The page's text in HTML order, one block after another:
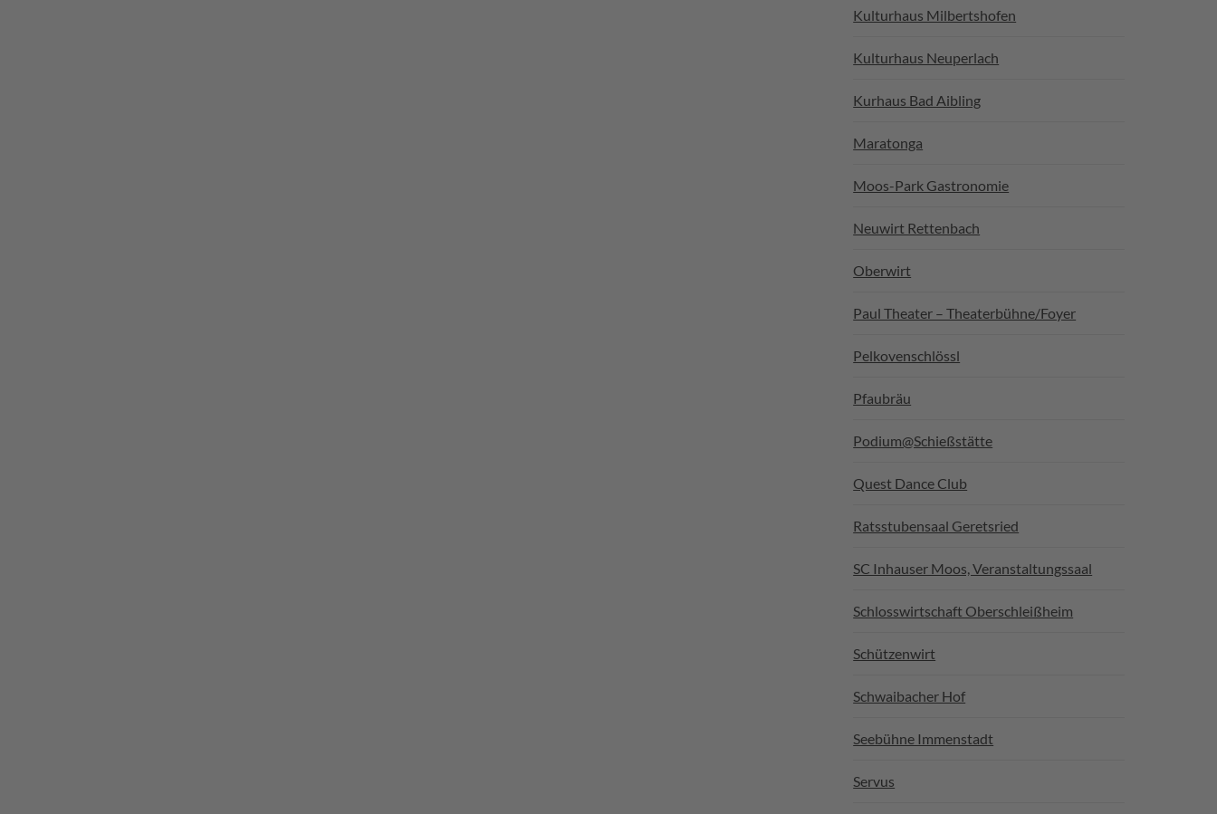
Kulturhaus Milbertshofen
Kulturhaus Neuperlach
Kurhaus Bad Aibling
Maratonga
Moos-Park Gastronomie
Neuwirt Rettenbach
Oberwirt
Paul Theater – Theaterbühne/Foyer
Pelkovenschlössl
Pfaubräu
Podium@Schießstätte
Quest Dance Club
Ratsstubensaal Geretsried
SC Inhauser Moos, Veranstaltungssaal
Schlosswirtschaft Oberschleißheim
Schützenwirt
Schwaibacher Hof
Seebühne Immenstadt
Servus